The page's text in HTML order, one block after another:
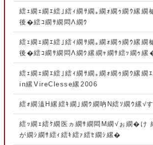
繧ｪ繝ｪ繝ｴ繧｣繧ｨ繝ｻ繝｡繝ｫ繝ｩ繝ｳ縲
後�繧ｺ繝ｻ繝悶Λ繝ｳ
繧ｪ繝ｪ繝ｴ繧｣繧ｨ繝ｻ繝｡繝ｫ繝ｩ繝ｳ縲
後�繧ｺ繝ｻ繝悶Λ繝ｳ縲繝ｬ繝ｻ繧ｯ繝ｩ縲
繧ｪ繝ｪ繝ｴ繧｣繧ｨ繝ｻ繝｡繝ｫ繝ｩ繝ｳ縲
in縲VireClesse縲2006
繧ｫ繝溘Η縲繧ｷ繝｣繝ｳ繝吶Ν繧ｿ繝ｳ縲
繧ｯ繝ｪ繧ｹ繝医ヵ繝ｻ繝悶Μ繝√ぉ繝�け
が繝ｼ繝ｻ繧ｨ繧ｷ繧ｧ繧ｾ繝ｼ縲�